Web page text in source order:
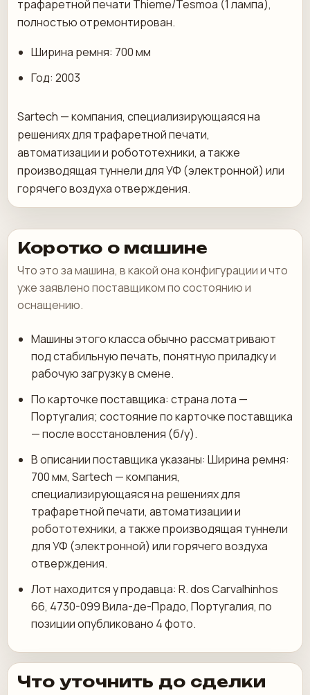
трафаретной печати Thieme/Tesmoa (1 лампа),
полностью отремонтирован.
Ширина ремня: 700 мм
Год: 2003
Sartech — компания, специализирующаяся на
решениях для трафаретной печати,
автоматизации и робототехники, а также
производящая туннели для УФ (электронной) или
горячего воздуха отверждения.
Коротко о машине
Что это за машина, в какой она конфигурации и что
уже заявлено поставщиком по состоянию и
оснащению.
Машины этого класса обычно рассматривают
под стабильную печать, понятную приладку и
рабочую загрузку в смене.
По карточке поставщика: страна лота —
Португалия; состояние по карточке поставщика
— после восстановления (б/у).
В описании поставщика указаны: Ширина ремня:
700 мм, Sartech — компания,
специализирующаяся на решениях для
трафаретной печати, автоматизации и
робототехники, а также производящая туннели
для УФ (электронной) или горячего воздуха
отверждения.
Лот находится у продавца: R. dos Carvalhinhos
66, 4730-099 Вила-де-Прадо, Португалия, по
позиции опубликовано 4 фото.
Что уточнить до сделки